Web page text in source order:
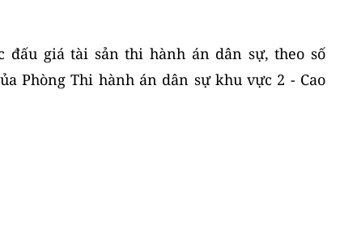
đấu giá tài sản thi hành án dân sự, theo số
Phòng Thi hành án dân sự khu vực 2 - Cao